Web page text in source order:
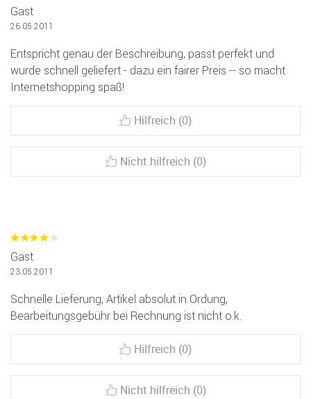
Gast
26.05.2011
Entspricht genau der Beschreibung, passt perfekt und
wurde schnell geliefert - dazu ein fairer Preis -- so macht
Internetshopping spaß!
Hilfreich (0)
Nicht hilfreich (0)
Gast
23.05.2011
Schnelle Lieferung, Artikel absolut in Ordung,
Bearbeitungsgebühr bei Rechnung ist nicht o.k.
Hilfreich (0)
Nicht hilfreich (0)